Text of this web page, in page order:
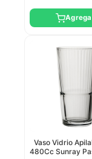
Vaso Vidrio
480Cc Sunray